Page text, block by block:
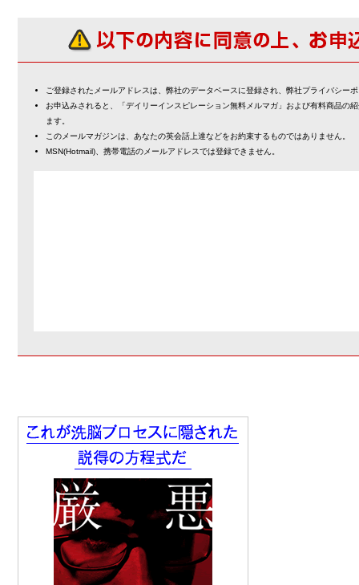
ご登録されたメールアドレスは、弊社のデータベースに登録され、弊社プライバシー
お申込みされると、「デイリーインスピレーション無料メルマガ」および有料商品の
ます。
このメールマガジンは、あなたの英会話上達などをお約束するものではありません。
MSN(Hotmail)、携帯電話のメールアドレスでは登録できません。